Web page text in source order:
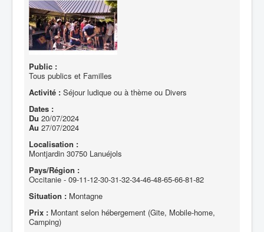
Public :
Tous publics et Familles
Activité : Séjour ludique ou à thème ou Divers
Dates :
Du 20/07/2024
Au 27/07/2024
Localisation :
Montjardin 30750 Lanuéjols
Pays/Région :
Occitanie - 09-11-12-30-31-32-34-46-48-65-66-81-82
Situation : Montagne
Prix : Montant selon hébergement (Gite, Mobile-home,
Camping)